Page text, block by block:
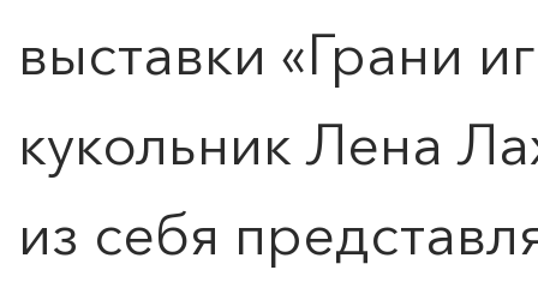
выставки «Грани
кукольник Лена
из себя